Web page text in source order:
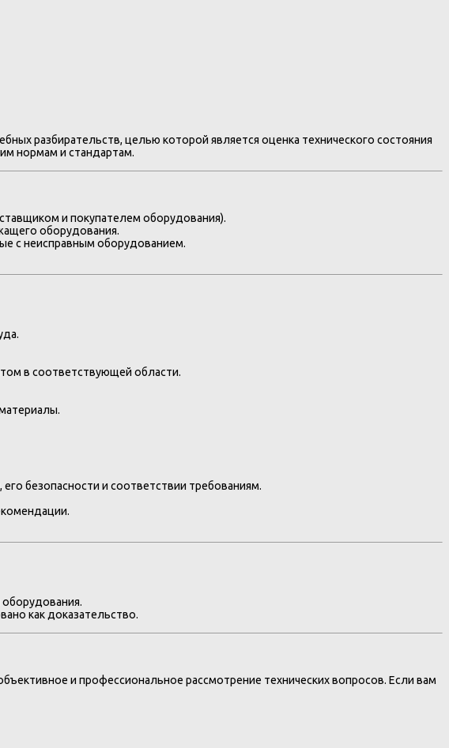
разбирательств, целью которой является оценка технического состояния
нормам и стандартам.
и покупателем оборудования).
оборудования.
с неисправным оборудованием.
в соответствующей области.
безопасности и соответствии требованиям.
как доказательство.
и профессиональное рассмотрение технических вопросов. Если вам